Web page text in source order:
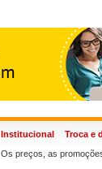
Institucional Troca e
Os preços, as